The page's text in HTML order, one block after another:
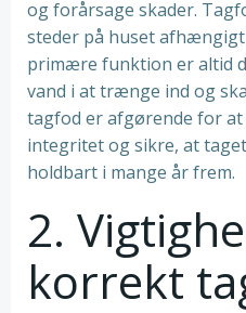
og forårsage skader.
steder på huset
primære funktion er altid
vand i at trænge ind og
tagfod er afgørende for
integritet og sikre, at
holdbart i mange år frem.
2.
korrekt